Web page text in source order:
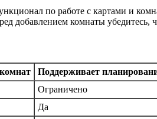
по работе с картами и
добавлением комнаты
Поддерживает
Ограничено
Да